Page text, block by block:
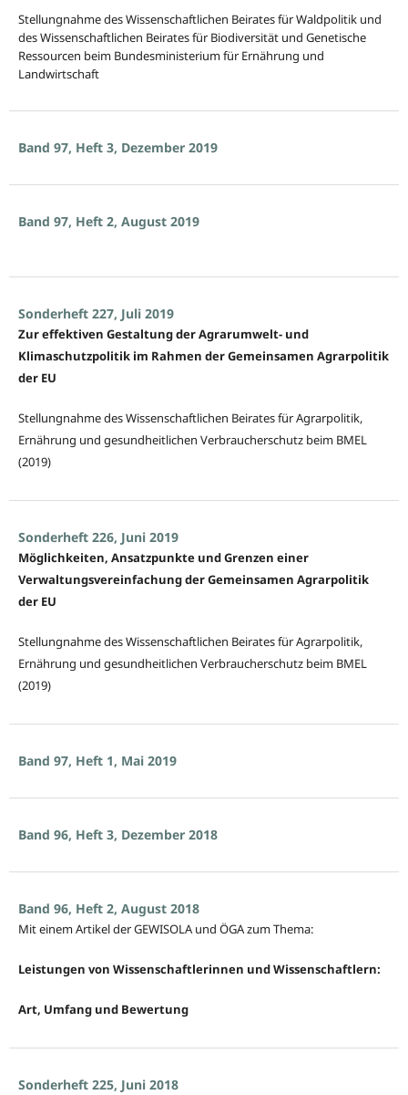
Stellungnahme des Wissenschaftlichen Beirates für Waldpolitik und
des Wissenschaftlichen Beirates für Biodiversität und Genetische
Ressourcen beim Bundesministerium für Ernährung und
Landwirtschaft
Band 97, Heft 3, Dezember 2019
Band 97, Heft 2, August 2019
Sonderheft 227, Juli 2019
Zur effektiven Gestaltung der Agrarumwelt- und
Klimaschutzpolitik im Rahmen der Gemeinsamen Agrarpolitik
der EU
Stellungnahme des Wissenschaftlichen Beirates für Agrarpolitik,
Ernährung und gesundheitlichen Verbraucherschutz beim BMEL
(2019)
Sonderheft 226, Juni 2019
Möglichkeiten, Ansatzpunkte und Grenzen einer
Verwaltungsvereinfachung der Gemeinsamen Agrarpolitik
der EU
Stellungnahme des Wissenschaftlichen Beirates für Agrarpolitik,
Ernährung und gesundheitlichen Verbraucherschutz beim BMEL
(2019)
Band 97, Heft 1, Mai 2019
Band 96, Heft 3, Dezember 2018
Band 96, Heft 2, August 2018
Mit einem Artikel der GEWISOLA und ÖGA zum Thema:
Leistungen von Wissenschaftlerinnen und Wissenschaftlern:
Art, Umfang und Bewertung
Sonderheft 225, Juni 2018